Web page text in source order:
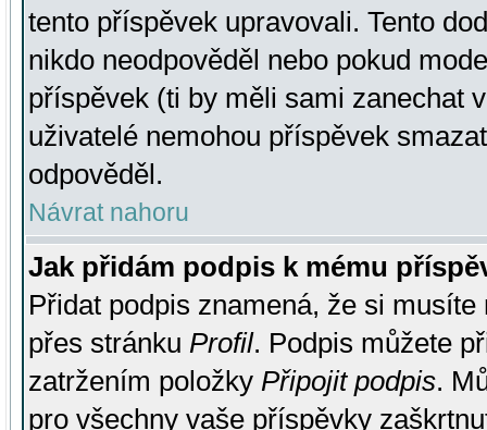
tento příspěvek upravovali. Tento
nikdo neodpověděl nebo pokud
příspěvek (ti by měli sami zanechat
uživatelé nemohou příspěvek
odpověděl.
Návrat nahoru
Jak přidám podpis k mému
Přidat podpis znamená, že si
přes stránku Profil. Podpis můžete
zatržením položky Připojit podpis.
pro všechny vaše příspěvky